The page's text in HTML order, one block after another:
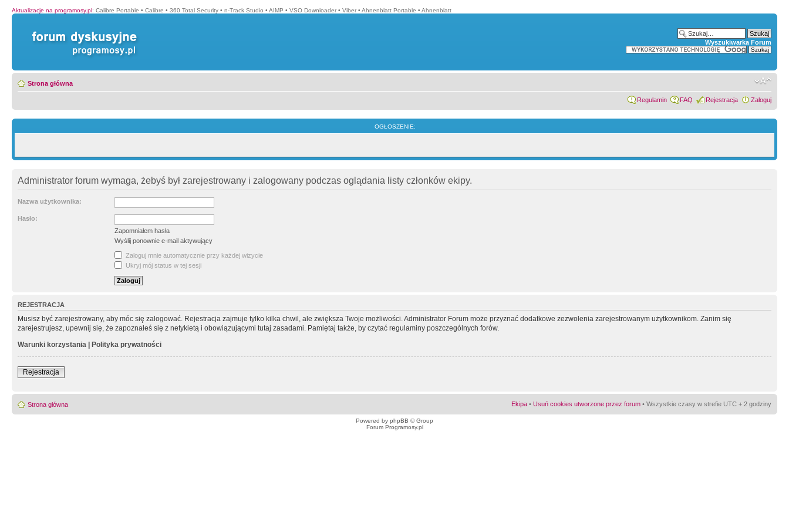
Aktualizacje na programosy.pl: Calibre Portable • Calibre • 360 Total Security • n-Track Studio • AIMP • VSO Downloader • Viber • Ahnenblatt Portable • Ahnenblatt
Wyszukiwarka Forum
Strona główna
Regulamin FAQ Rejestracja Zaloguj
OGŁOSZENIE:
Administrator forum wymaga, żebyś był zarejestrowany i zalogowany podczas oglądania listy członków ekipy.
Nazwa użytkownika:
Hasło:
Zapomniałem hasła
Wyślij ponownie e-mail aktywujący
Zaloguj mnie automatycznie przy każdej wizycie
Ukryj mój status w tej sesji
REJESTRACJA
Musisz być zarejestrowany, aby móc się zalogować. Rejestracja zajmuje tylko kilka chwil, ale zwiększa Twoje możliwości. Administrator Forum może przyznać dodatkowe zezwolenia zarejestrowanym użytkownikom. Zanim się
zarejestrujesz, upewnij się, że zapoznałeś się z netykietą i obowiązującymi tutaj zasadami. Pamiętaj także, by czytać regulaminy poszczególnych forów.
Warunki korzystania | Polityka prywatności
Rejestracja
Strona główna Ekipa • Usuń cookies utworzone przez forum • Wszystkie czasy w strefie UTC + 2 godziny
Powered by phpBB © Group
Forum Programosy.pl